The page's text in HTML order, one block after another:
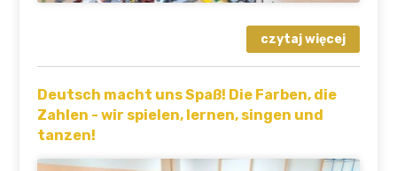
Deutsch macht uns Spaß! Die Farben, die
Zahlen - wir spielen, lernen, singen und
tanzen!